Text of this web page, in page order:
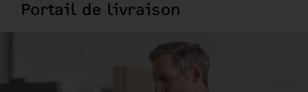
Portail de livraison